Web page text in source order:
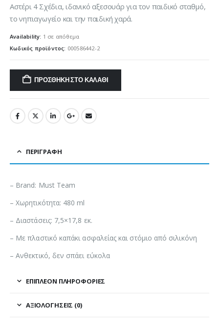
Αστέρι 4 Σχέδια, ιδανικό αξεσουάρ για τον παιδικό σταθμό,
το νηπιαγωγείο και την παιδική χαρά.
Availability: 1 σε απόθεμα
Κωδικός προϊόντος: 000586442-2
ΠΡΟΣΘΉΚΗ ΣΤΟ ΚΑΛΆΘΙ
ΠΕΡΙΓΡΑΦΉ
– Brand: Must Team
– Χωρητικότητα: 480 ml
– Διαστάσεις: 7,5×17,8 εκ.
– Με πλαστικό καπάκι ασφαλείας και στόμιο από σιλικόνη
– Ανθεκτικό, δεν σπάει εύκολα
ΕΠΙΠΛΈΟΝ ΠΛΗΡΟΦΟΡΊΕΣ
ΑΞΙΟΛΟΓΉΣΕΙΣ (0)